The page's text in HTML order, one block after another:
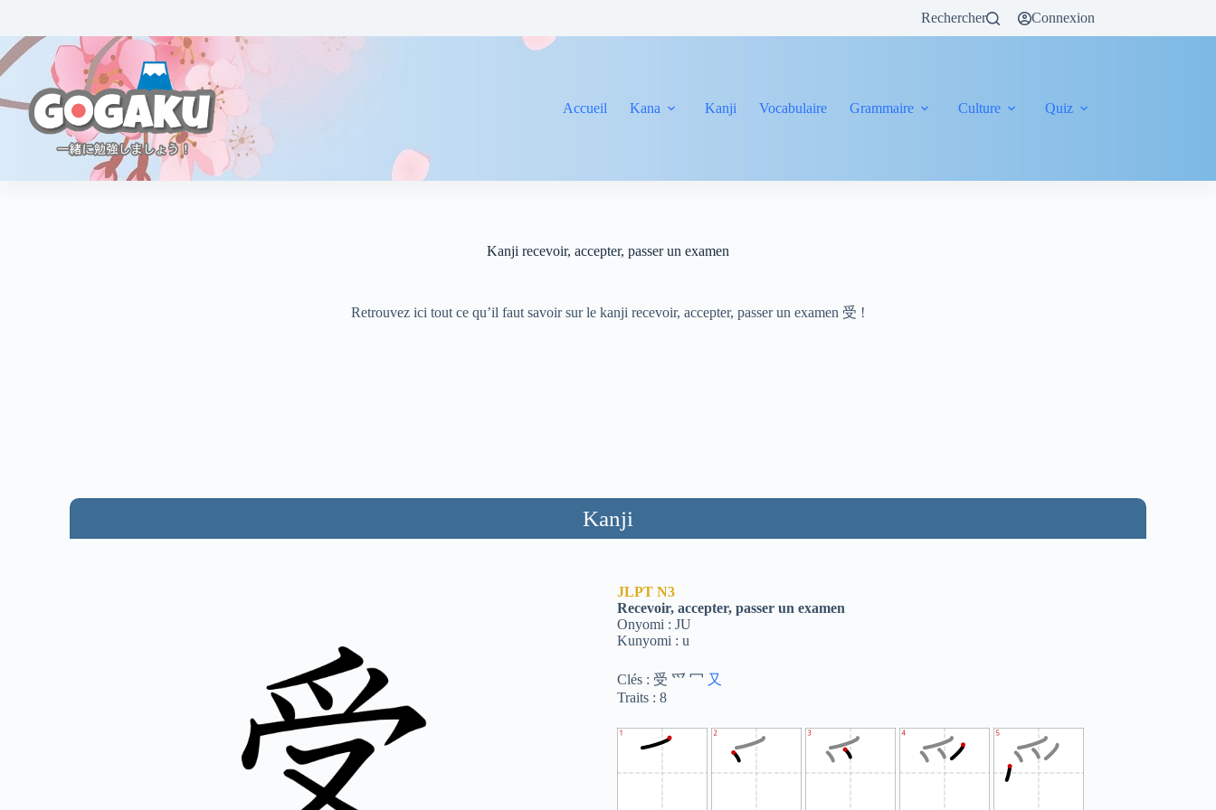
Rechercher Connexion
Accueil Kana Kanji Vocabulaire Grammaire Culture Quiz
Kanji recevoir, accepter, passer un examen
Retrouvez ici tout ce qu’il faut savoir sur le kanji recevoir, accepter, passer un examen 受 !
Kanji
JLPT N3
Recevoir, accepter, passer un examen
Onyomi : JU
Kunyomi : u
Clés : 受 爫 冖 又
Traits : 8